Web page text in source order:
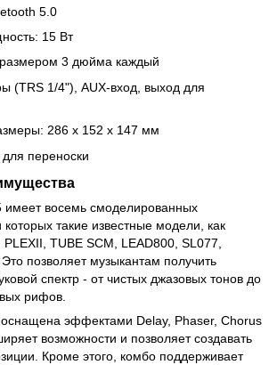
5.0
15 Вт
3 дюйма каждый
(TRS 1/4"), AUX-вход, выход для
286 x 152 x 147 мм
переноски
имеет восемь смоделированных
такие известные модели, как
TUBE SCM, LEAD800, SL077,
позволяет музыкантам получить
спектр - от чистых джазовых тонов до
рифов.
эффектами Delay, Phaser, Chorus
возможности и позволяет создавать
Кроме этого, комбо поддерживает